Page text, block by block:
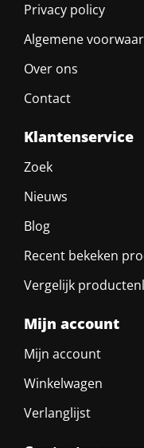
Privacy policy
Algemene
Over ons
Contact
Klantenservice
Zoek
Nieuws
Blog
Recent bekeken
Vergelijk
Mijn account
Mijn account
Winkelwagen
Verlanglijst